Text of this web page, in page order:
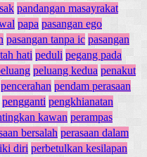
pandangan masayrakat
papa pasangan ego
pasangan tanpa ic pasangan
hati peduli pegang pada
peluang kedua penakut
pencerahan pendam perasaan
pengganti pengkhianatan
kawan perampas
bersalah perasaan dalam
diri perbetulkan kesilapan